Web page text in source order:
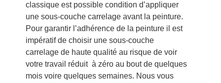
classique est possible condition d’appliquer
une sous-couche carrelage avant la peinture.
Pour garantir l’adhérence de la peinture il est
impératif de choisir une sous-couche
carrelage de haute qualité au risque de voir
votre travail réduit à zéro au bout de quelques
mois voire quelques semaines. Nous vous